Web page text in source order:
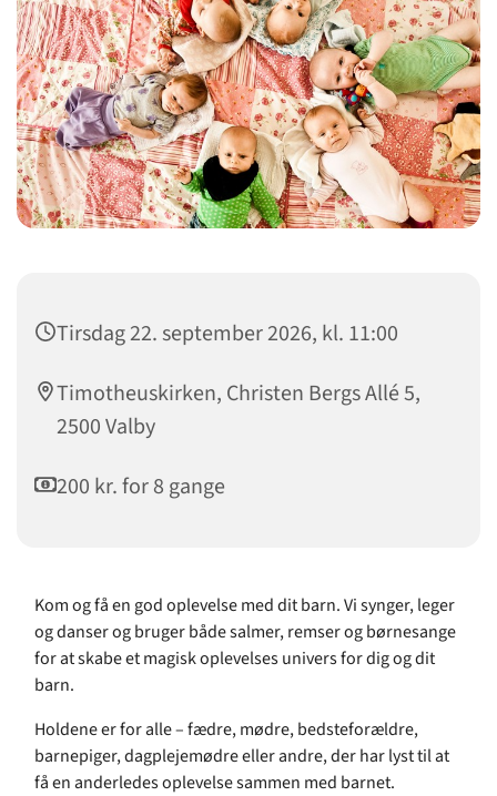
Tirsdag 22. september 2026, kl. 11:00
Timotheuskirken, Christen Bergs Allé 5,
2500 Valby
200 kr. for 8 gange
Kom og få en god oplevelse med dit barn. Vi synger, leger
og danser og bruger både salmer, remser og børnesange
for at skabe et magisk oplevelses univers for dig og dit
barn.
Holdene er for alle – fædre, mødre, bedsteforældre,
barnepiger, dagplejemødre eller andre, der har lyst til at
få en anderledes oplevelse sammen med barnet.